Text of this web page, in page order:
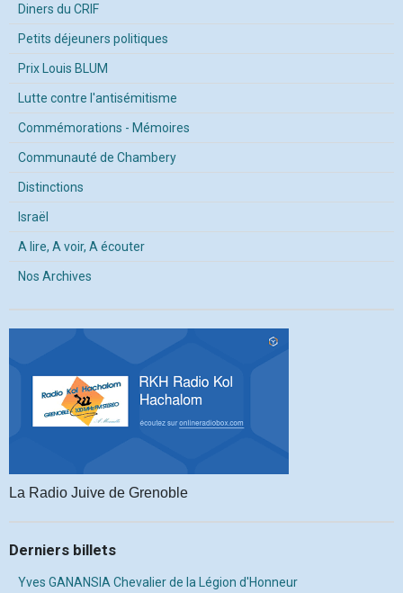
Diners du CRIF
Petits déjeuners politiques
Prix Louis BLUM
Lutte contre l'antisémitisme
Commémorations - Mémoires
Communauté de Chambery
Distinctions
Israël
A lire, A voir, A écouter
Nos Archives
La Radio Juive de Grenoble
Derniers billets
Yves GANANSIA Chevalier de la Légion d'Honneur